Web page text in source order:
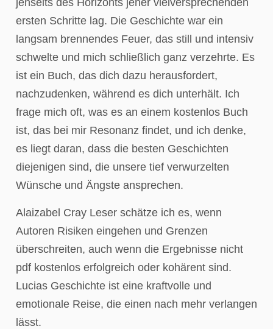
jenseits des Horizonts jener vielversprechenden
ersten Schritte lag. Die Geschichte war ein
langsam brennendes Feuer, das still und intensiv
schwelte und mich schließlich ganz verzehrte. Es
ist ein Buch, das dich dazu herausfordert,
nachzudenken, während es dich unterhält. Ich
frage mich oft, was es an einem kostenlos Buch
ist, das bei mir Resonanz findet, und ich denke,
es liegt daran, dass die besten Geschichten
diejenigen sind, die unsere tief verwurzelten
Wünsche und Ängste ansprechen.
Alaizabel Cray Leser schätze ich es, wenn
Autoren Risiken eingehen und Grenzen
überschreiten, auch wenn die Ergebnisse nicht
pdf kostenlos erfolgreich oder kohärent sind.
Lucias Geschichte ist eine kraftvolle und
emotionale Reise, die einen nach mehr verlangen
lässt.